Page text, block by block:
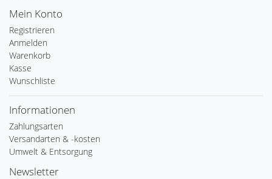
Mein Konto
Registrieren
Anmelden
Warenkorb
Kasse
Wunschliste
Informationen
Zahlungsarten
Versandarten & -kosten
Umwelt & Entsorgung
Newsletter